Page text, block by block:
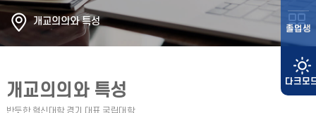
졸업생
개교의의와 특성
개교의의와 특성